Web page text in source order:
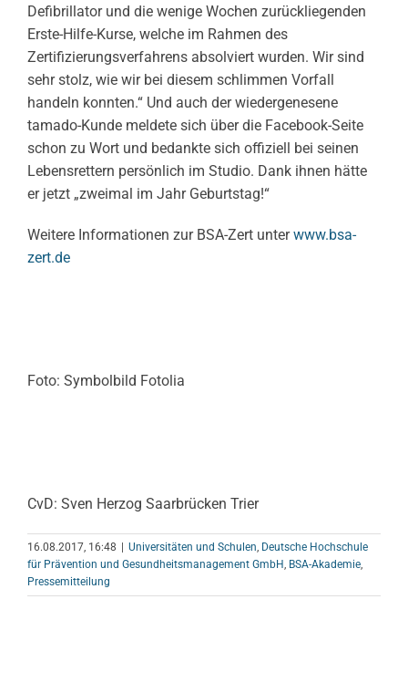
Defibrillator und die wenige Wochen zurückliegenden
Erste-Hilfe-Kurse, welche im Rahmen des
Zertifizierungsverfahrens absolviert wurden. Wir sind
sehr stolz, wie wir bei diesem schlimmen Vorfall
handeln konnten.“ Und auch der wiedergenesene
tamado-Kunde meldete sich über die Facebook-Seite
schon zu Wort und bedankte sich offiziell bei seinen
Lebensrettern persönlich im Studio. Dank ihnen hätte
er jetzt „zweimal im Jahr Geburtstag!“
Weitere Informationen zur BSA-Zert unterwww.bsa-
zert.de
Foto: Symbolbild Fotolia
CvD: Sven Herzog Saarbrücken Trier
16.08.2017, 16:48 Universitäten und Schulen, Deutsche Hochschule
für Prävention und Gesundheitsmanagement GmbH, BSA-Akademie,
Pressemitteilung